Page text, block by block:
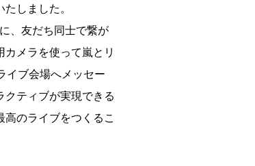
しました。
、友だち同士で繋が
メラを使って嵐とリ
イブ会場へメッセー
クティブが実現できる
のライブをつくるこ